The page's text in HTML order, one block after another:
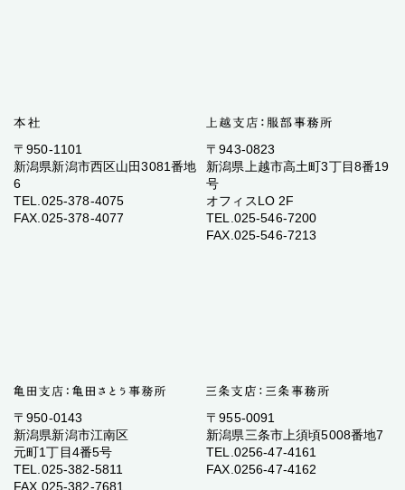
〒950-1101
新潟県新潟市西区山田3081番地
6
TEL.025-378-4075
FAX.025-378-4077
〒943-0823
新潟県上越市高土町3丁目8番19
号
オフィスLO 2F
TEL.025-546-7200
FAX.025-546-7213
〒950-0143
新潟県新潟市江南区
元町1丁目4番5号
TEL.025-382-5811
FAX.025-382-7681
〒955-0091
新潟県三条市上須頃5008番地7
TEL.0256-47-4161
FAX.0256-47-4162